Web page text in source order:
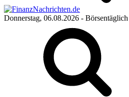
Donnerstag, 06.08.2026 -